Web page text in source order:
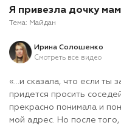
Я привезла дочку
Тема: Майдан
Ирина Солошенко
Смотреть все видео
«…и сказала, что если ты
придется просить
прекрасно понимала и
мой адрес. Но после